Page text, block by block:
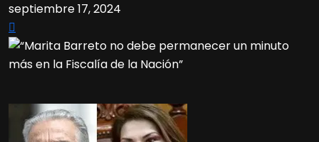
septiembre 17, 2024